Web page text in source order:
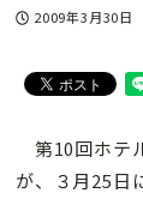
投稿日
2009年3月30日
第10回ホテ
が、３月25日